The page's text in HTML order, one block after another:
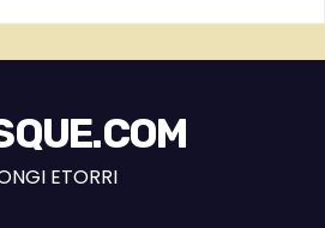
ETORRI